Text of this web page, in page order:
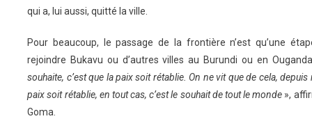
qui a, lui aussi, quitté la ville.
Pour beaucoup, le passage de la frontière n’est qu’une
rejoindre Bukavu ou d’autres villes au Burundi ou en
souhaite, c’est que la paix soit rétablie. On ne vit que de cela,
paix soit rétablie, en tout cas, c’est le souhait de tout le monde »,
Goma.